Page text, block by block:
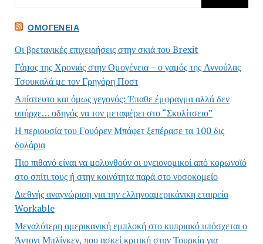
ΟΜΟΓΈΝΕΙΑ
Οι βρετανικές επιχειρήσεις στην σκιά του Brexit
Γάμος της Χρονιάς στην Ομογένεια – ο γαμός της Αννούλας
Τσουκαλά με τον Γρηγόρη Ποστ
Απίστευτο και όμως γεγονός: Έπαθε έμφραγμα αλλά δεν
υπήρχε… οδηγός να τον μεταφέρει στο “Σκυλίτσειο”
Η περιουσία του Γουόρεν Μπάφετ ξεπέρασε τα 100 δις
δολάρια
Πιο πιθανό είναι να μολυνθούν οι υγειονομικοί από κορωνοϊό
στο σπίτι τους ή στην κοινότητα παρά στο νοσοκομείο
Διεθνής αναγνώριση για την ελληνοαμερικάνικη εταιρεία
Workable
Μεγαλύτερη αμερικανική εμπλοκή στο κυπριακό υπόσχεται ο
Άντονι Μπλίνκεν, που ασκεί κριτική στην Τουρκία για